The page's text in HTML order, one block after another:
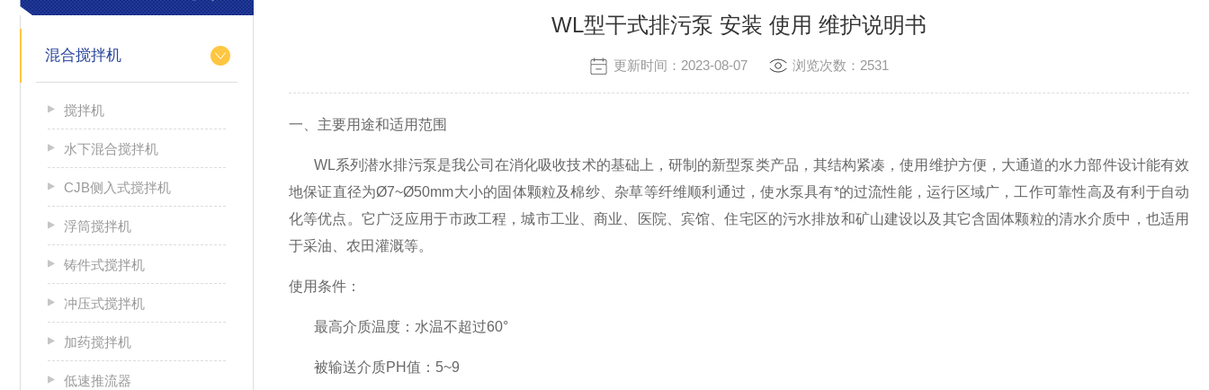
混合搅拌机
搅拌机
水下混合搅拌机
CJB侧入式搅拌机
浮筒搅拌机
铸件式搅拌机
冲压式搅拌机
加药搅拌机
低速推流器
WL型干式排污泵 安装 使用 维护说明书
更新时间：2023-08-07 浏览次数：2531
一、主要用途和适用范围
WL系列潜水排污泵是我公司在消化吸收技术的基础上，研制的新型泵类产品，其结构紧凑，使用维护方便，大通道的水力部件设计能有效
地保证直径为Ø7~Ø50mm大小的固体颗粒及棉纱、杂草等纤维顺利通过，使水泵具有*的过流性能，运行区域广，工作可靠性高及有利于自动
化等优点。它广泛应用于市政工程，城市工业、商业、医院、宾馆、住宅区的污水排放和矿山建设以及其它含固体颗粒的清水介质中，也适用
于采油、农田灌溉等。
使用条件：
最高介质温度：水温不超过60°
被输送介质PH值： 5~9